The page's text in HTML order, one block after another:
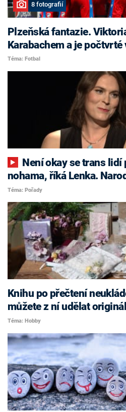
8 fotografií
Plzeňská fantazie.
Karabachem a je
Téma: Fotbal
nohama, říká Lenka.
Téma: Pořady
Knihu po přečtení
můžete z ní udělat
Téma: Hobby